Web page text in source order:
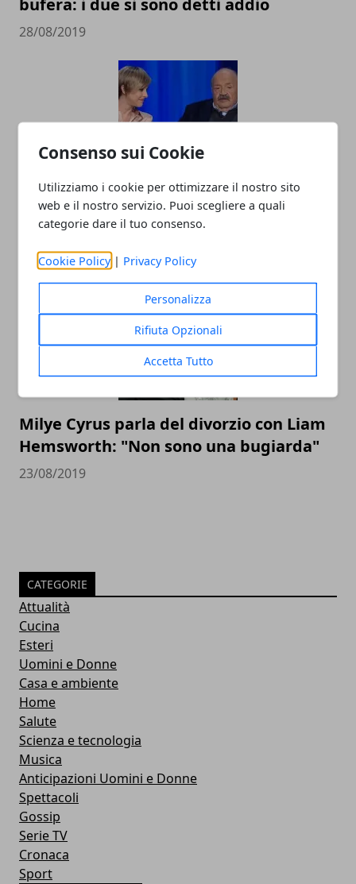
Consenso sui Cookie
Utilizziamo i cookie per ottimizzare il nostro sito
web e il nostro servizio. Puoi scegliere a quali
categorie dare il tuo consenso.
Cookie Policy | Privacy Policy
Personalizza
Rifiuta Opzionali
Accetta Tutto
bufera: i due si sono detti addio
28/08/2019
Maurizio Costanzo difende Nadia Toffa:
"Dovete solo vergognarvi"
23/08/2019
Milye Cyrus parla del divorzio con Liam
Hemsworth: "Non sono una bugiarda"
23/08/2019
CATEGORIE
Attualità
Cucina
Esteri
Uomini e Donne
Casa e ambiente
Home
Salute
Scienza e tecnologia
Musica
Anticipazioni Uomini e Donne
Spettacoli
Gossip
Serie TV
Cronaca
Sport